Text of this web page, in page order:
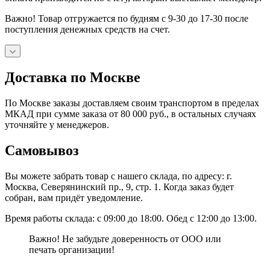
Важно! Товар отгружается по будням с 9-30 до 17-30 после
поступления денежных средств на счет.
Доставка по Москве
По Москве заказы доставляем своим транспортом в пределах
МКАД при сумме заказа от 80 000 руб., в остальных случаях
уточняйте у менеджеров.
Самовывоз
Вы можете забрать товар с нашего склада, по адресу: г.
Москва, Северянинский пр., 9, стр. 1. Когда заказ будет
собран, вам придёт уведомление.
Время работы склада: с 09:00 до 18:00. Обед с 12:00 до 13:00.
Важно! Не забудьте доверенность от ООО или
печать организации!